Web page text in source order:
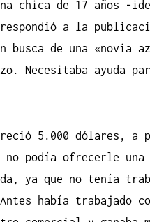
chica de 17 años -
respondió a la
busca de una «novia
Necesitaba ayuda
5.000 dólares, a
no podía ofrecerle una
ya que no tenía
Antes había trabajado